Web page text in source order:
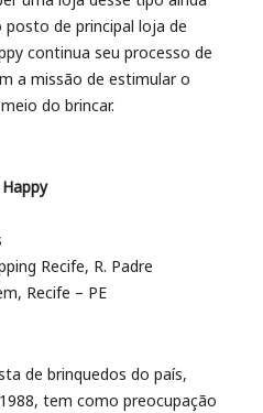
posto de principal loja de
continua seu processo de
a missão de estimular o
do brincar.
Recife, R. Padre
Recife – PE
de brinquedos do país,
tem como preocupação